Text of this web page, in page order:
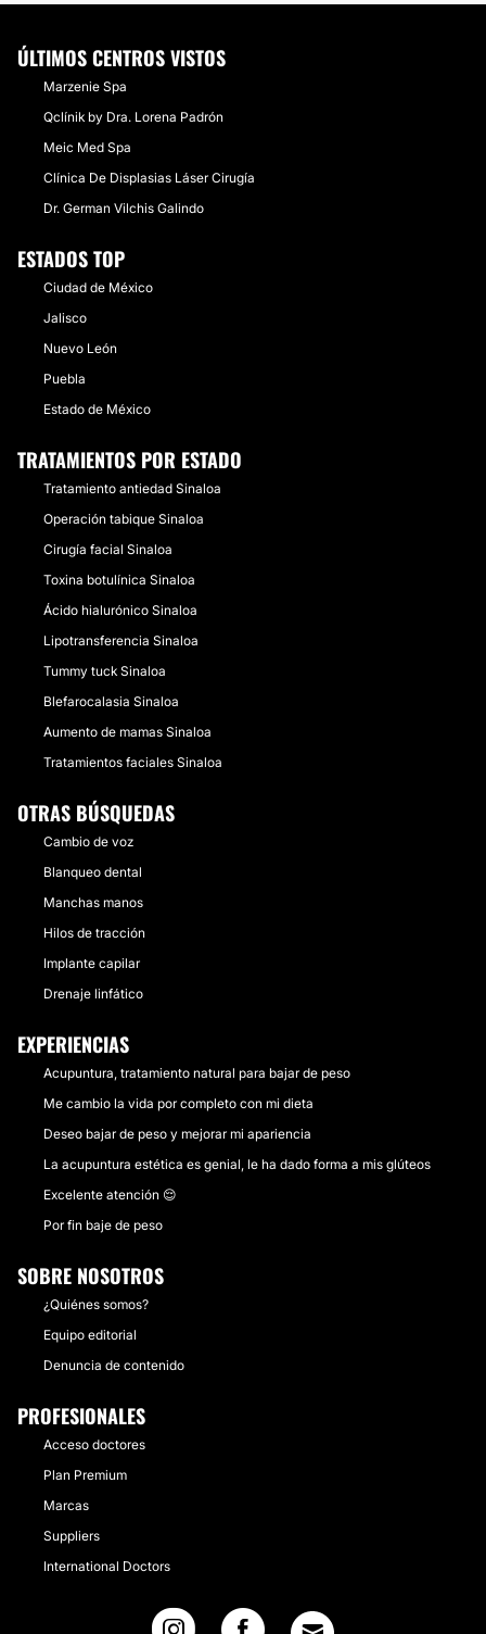
ÚLTIMOS CENTROS VISTOS
Marzenie Spa
Qclínik by Dra. Lorena Padrón
Meic Med Spa
Clínica De Displasias Láser Cirugía
Dr. German Vilchis Galindo
ESTADOS TOP
Ciudad de México
Jalisco
Nuevo León
Puebla
Estado de México
TRATAMIENTOS POR ESTADO
Tratamiento antiedad Sinaloa
Operación tabique Sinaloa
Cirugía facial Sinaloa
Toxina botulínica Sinaloa
Ácido hialurónico Sinaloa
Lipotransferencia Sinaloa
Tummy tuck Sinaloa
Blefarocalasia Sinaloa
Aumento de mamas Sinaloa
Tratamientos faciales Sinaloa
OTRAS BÚSQUEDAS
Cambio de voz
Blanqueo dental
Manchas manos
Hilos de tracción
Implante capilar
Drenaje linfático
EXPERIENCIAS
Acupuntura, tratamiento natural para bajar de peso
Me cambio la vida por completo con mi dieta
Deseo bajar de peso y mejorar mi apariencia
La acupuntura estética es genial, le ha dado forma a mis glúteos
Excelente atención 😌
Por fin baje de peso
SOBRE NOSOTROS
¿Quiénes somos?
Equipo editorial
Denuncia de contenido
PROFESIONALES
Acceso doctores
Plan Premium
Marcas
Suppliers
International Doctors